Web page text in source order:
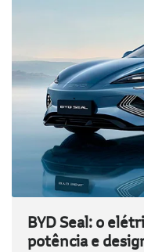
BYD Seal: o
potência e